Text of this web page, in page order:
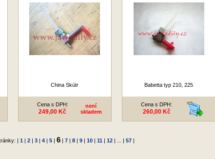
China Skútr
Cena s DPH:
249,00 Kč
není
skladem
Babetta typ 210, 225
Cena s DPH:
260,00 Kč
| 1| 2| 3| 4| 5| 6| 7| 8| 9| 10| 11| 12| ... | 57|